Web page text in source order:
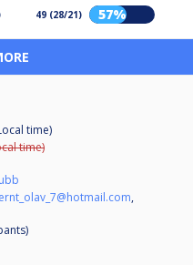
49 (28/21) 57%
time)
time)
,
)